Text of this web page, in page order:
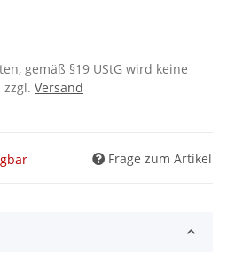
gemäß §19 UStG wird keine
Versand
Frage zum Artikel